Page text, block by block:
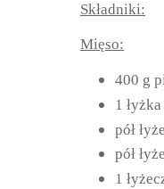
Składniki:
Mięso:
400 g
1
pół
pół
1